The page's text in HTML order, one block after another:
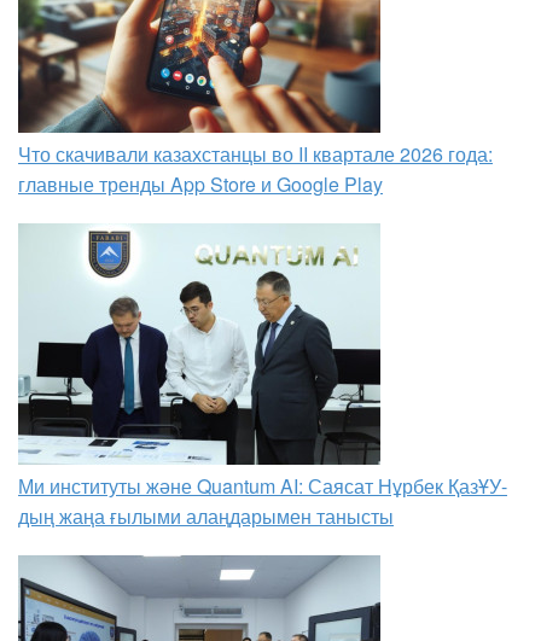
Что скачивали казахстанцы во II квартале 2026 года:
главные тренды App Store и Google Play
Ми институты және Quantum AI: Саясат Нұрбек ҚазҰУ-
дың жаңа ғылыми алаңдарымен танысты